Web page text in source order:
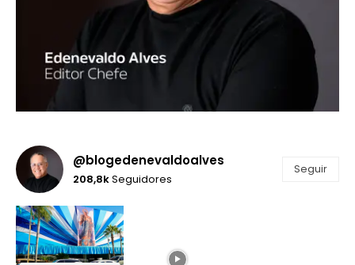
@blogedenevaldoalves
208,8kSeguidores
Seguir